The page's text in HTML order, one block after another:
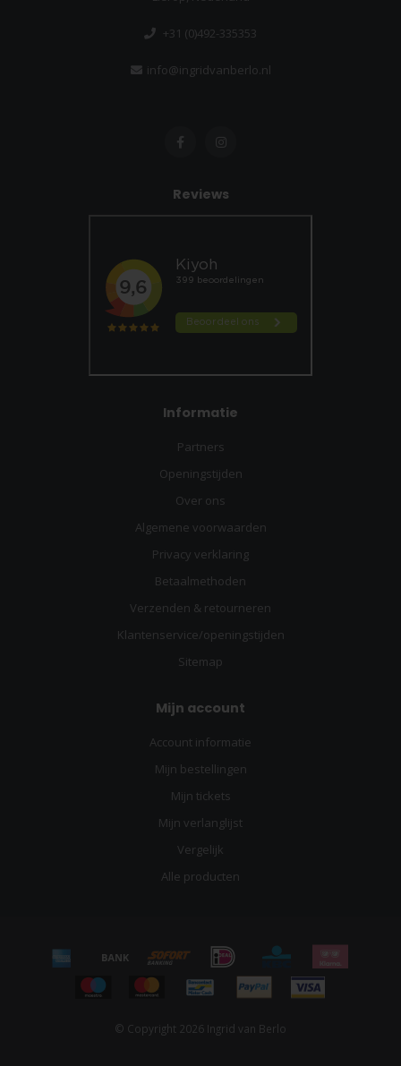
+31 (0)492-335353
info@ingridvanberlo.nl
Reviews
Informatie
Partners
Openingstijden
Over ons
Algemene voorwaarden
Privacy verklaring
Betaalmethoden
Verzenden & retourneren
Klantenservice/openingstijden
Sitemap
Mijn account
Account informatie
Mijn bestellingen
Mijn tickets
Mijn verlanglijst
Vergelijk
Alle producten
© Copyright 2026 Ingrid van Berlo